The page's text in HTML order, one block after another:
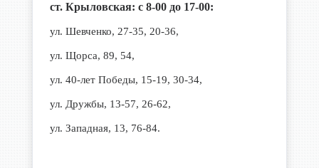
ст. Крыловская: с 8-00 до 17-00:
ул. Шевченко, 27-35, 20-36,
ул. Щорса, 89, 54,
ул. 40-лет Победы, 15-19, 30-34,
ул. Дружбы, 13-57, 26-62,
ул. Западная, 13, 76-84.